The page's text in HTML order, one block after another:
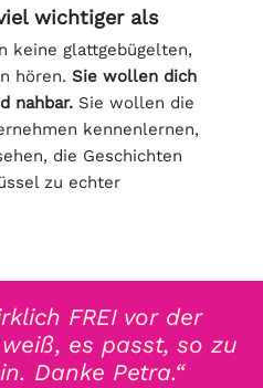
wichtiger als
keine glattgebügelten,
hören. Sie wollen dich
nahbar. Sie wollen die
kennenlernen,
die Geschichten
zu echter
FREI vor der
es passt, so zu
Danke Petra.“